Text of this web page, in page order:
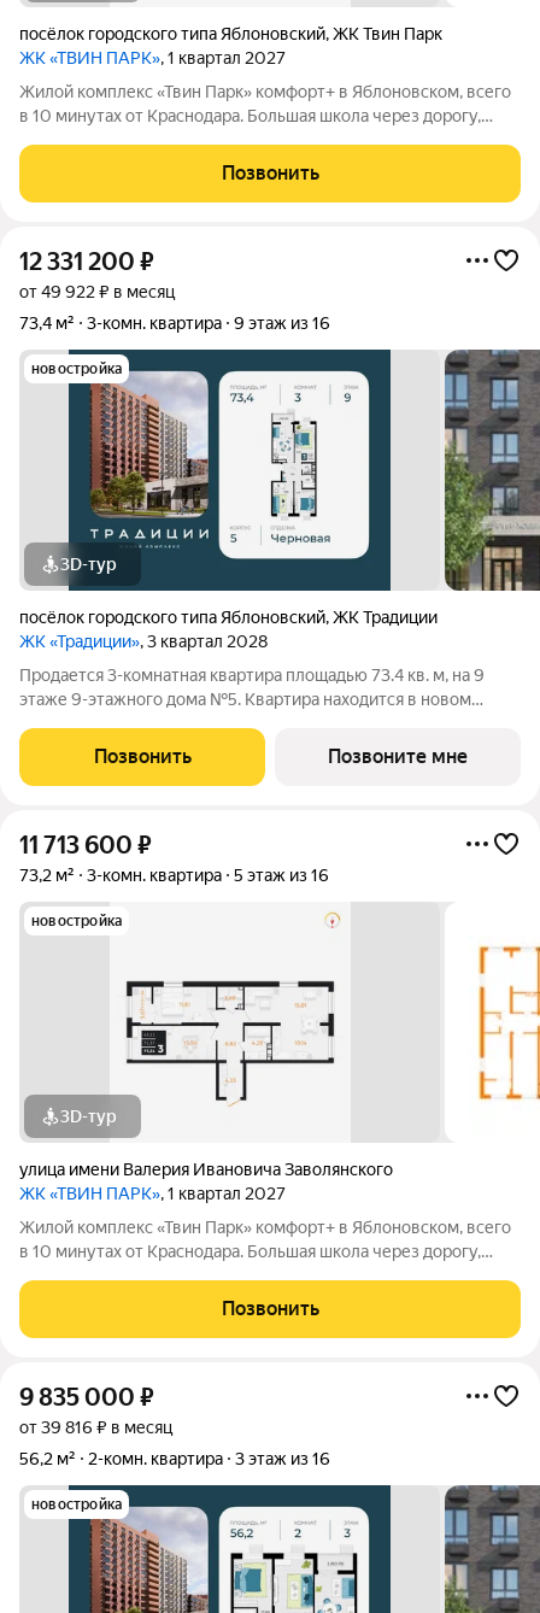
посёлок городского типа Яблоновский,ЖК Твин Парк
ЖК «ТВИН ПАРК», 1 квартал 2027
Жилой комплекс «Твин Парк» комфорт+ в Яблоновском, всего
в 10 минутах от Краснодара. Большая школа через дорогу,
магазины, кафе и остановки. Два кирпично-монолитных
корпуса по 16 этажей
Позвонить
12 331 200 ₽
от 49 922 ₽ в месяц
73,4 м²
3-комн. квартира 9 этаж из 16
новостройка
3D-тур
посёлок городского типа Яблоновский,ЖК Традиции
ЖК «Традиции», 3 квартал 2028
Продается 3-комнатная квартира площадью 73.4 кв. м, на 9
этаже 9-этажного дома №5. Квартира находится в новом
Каждая семья состоит из традиций от больших, передающихся
из поколения в
Позвонить Позвоните мне
11 713 600 ₽
73,2 м² 3-комн. квартира 5 этаж из 16
новостройка
3D-тур
улица имени Валерия Ивановича Заволянского
ЖК «ТВИН ПАРК», 1 квартал 2027
Жилой комплекс «Твин Парк» комфорт+ в Яблоновском, всего
в 10 минутах от Краснодара. Большая школа через дорогу,
магазины, кафе и остановки. Два кирпично-монолитных
корпуса по 16 этажей
Позвонить
9 835 000 ₽
от 39 816 ₽ в месяц
56,2 м²
2-комн. квартира 3 этаж из 16
новостройка